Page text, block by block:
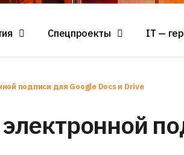
Спецпроекты IT —
подписи для Google Docs и Drive